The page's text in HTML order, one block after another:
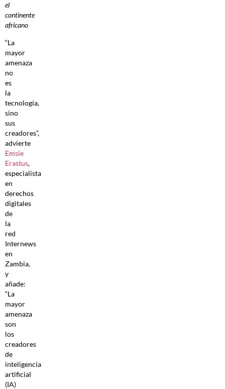
el
continente
africano
“La
mayor
amenaza
no
es
la
tecnología,
sino
sus
creadores”,
advierte
Emsie
Erastus,
especialista
en
derechos
digitales
de
la
red
Internews
en
Zambia,
y
añade:
“La
mayor
amenaza
son
los
creadores
de
inteligencia
artificial
(IA)